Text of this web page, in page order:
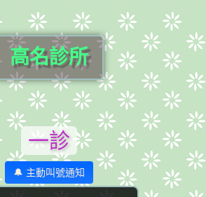
高名診所
一診
🔔 主動叫號通知